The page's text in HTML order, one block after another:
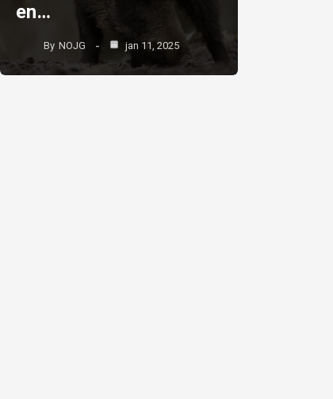
en…
By NOJG jan 11, 2025